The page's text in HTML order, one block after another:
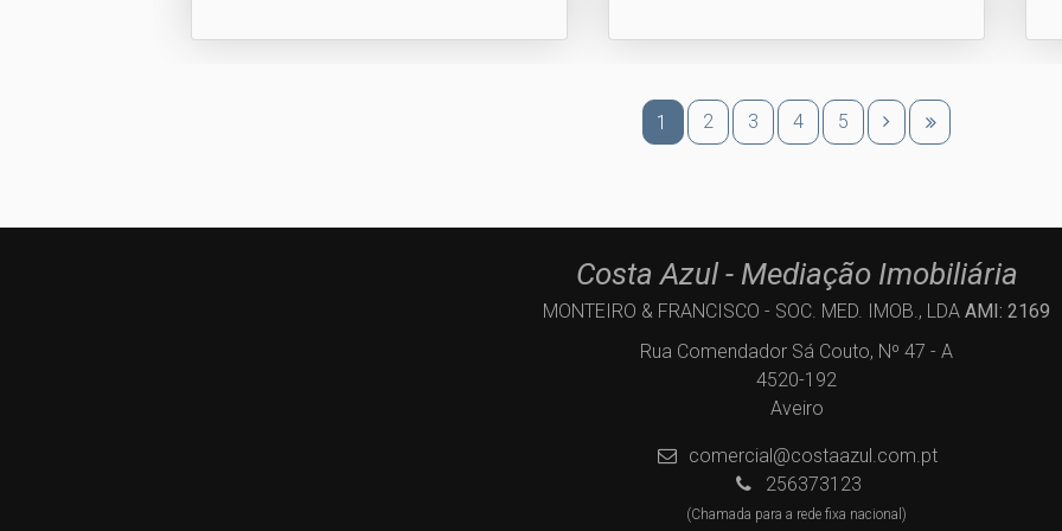
1 2 3 4 5
Costa Azul - Mediação Imobiliária
MONTEIRO & FRANCISCO - SOC. MED. IMOB., LDA AMI: 2169
Rua Comendador Sá Couto, Nº 47 - A
4520-192
Aveiro
comercial@costaazul.com.pt
256373123
(Chamada para a rede fixa nacional)